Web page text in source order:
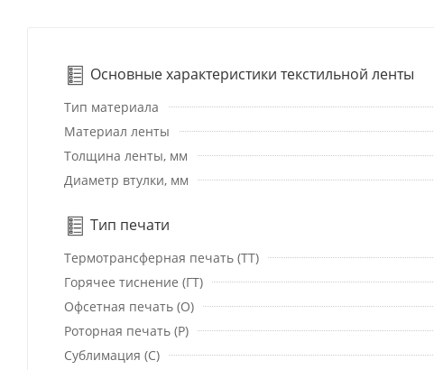
Основные характеристики текстильной ленты
Тип материала
Материал ленты
Толщина ленты, мм
Диаметр втулки, мм
Тип печати
Термотрансферная печать (ТТ)
Горячее тиснение (ГТ)
Офсетная печать (О)
Роторная печать (Р)
Сублимация (С)